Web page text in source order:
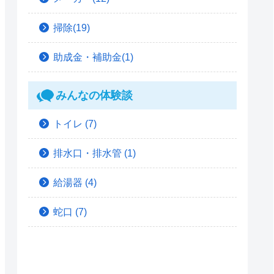
掃除(19)
助成金・補助金(1)
みんなの体験談
トイレ (7)
排水口・排水管 (1)
給湯器 (4)
蛇口 (7)